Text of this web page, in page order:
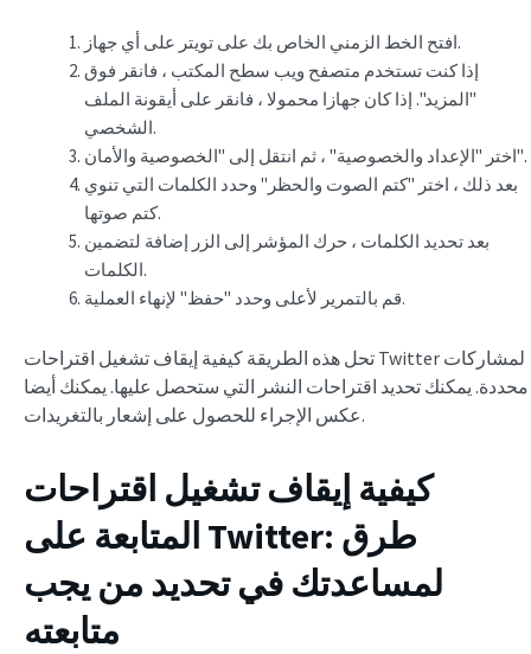
افتح الخط الزمني الخاص بك على تويتر على أي جهاز.
إذا كنت تستخدم متصفح ويب سطح المكتب ، فانقر فوق
"المزيد". إذا كان جهازا محمولا ، فانقر على أيقونة الملف
الشخصي.
اختر "الإعداد والخصوصية" ، ثم انتقل إلى "الخصوصية والأمان".
بعد ذلك ، اختر "كتم الصوت والحظر" وحدد الكلمات التي تنوي
كتم صوتها.
بعد تحديد الكلمات ، حرك المؤشر إلى الزر إضافة لتضمين
الكلمات.
قم بالتمرير لأعلى وحدد "حفظ" لإنهاء العملية.
تحل هذه الطريقة كيفية إيقاف تشغيل اقتراحات Twitter لمشاركات
محددة. يمكنك تحديد اقتراحات النشر التي ستحصل عليها. يمكنك أيضا
عكس الإجراء للحصول على إشعار بالتغريدات.
كيفية إيقاف تشغيل اقتراحات
المتابعة على Twitter: طرق
لمساعدتك في تحديد من يجب
متابعته